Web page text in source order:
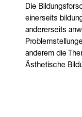
Die
einerseits
andererseits
anderem die
Ästhetische